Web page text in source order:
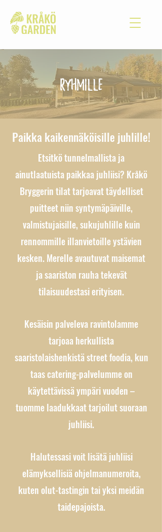
ryhmille
Paikka kaikennäköisille juhlille!
Etsitkö tunnelmallista ja
ainutlaatuista paikkaa juhliisi? Kråkö
Bryggerin tilat tarjoavat täydelliset
puitteet niin syntymäpäiville,
valmistujaisille, sukujuhlille kuin
rennommille illanvietoille ystävien
kesken. Merelle avautuvat maisemat
ja saariston rauha tekevät
tilaisuudestasi erityisen.
Kesäisin palveleva ravintolamme
tarjoaa herkullista
saaristolaishenkistä street foodia, kun
taas catering-palvelumme on
käytettävissä ympäri vuoden –
tuomme laadukkaat tarjoilut suoraan
juhliisi.
Halutessasi voit lisätä juhliisi
elämyksellisiä ohjelmanumeroita,
kuten olut-tastingin tai yksi meidän
taidepajoista.